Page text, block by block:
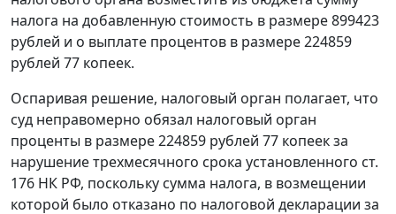
налога на добавленную стоимость в размере 899423
рублей и о выплате процентов в размере 224859
рублей 77 копеек.
Оспаривая решение, налоговый орган полагает, что
суд неправомерно обязал налоговый орган
проценты в размере 224859 рублей 77 копеек за
нарушение трехмесячного срока установленного ст.
176 НК РФ, поскольку сумма налога, в возмещении
которой было отказано по налоговой декларации за